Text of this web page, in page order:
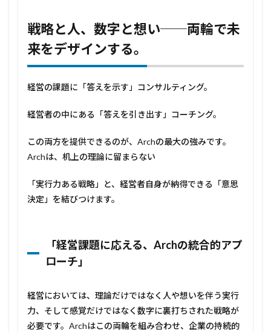
人、
数字
と想
い
──
で未
デザ
イン
る。
1.1
営課
題に
の統
合的
アプ
2
コン
サル
戦略と人、数字と想い──両輪で未
来をデザインする。
経営の課題に「答えを示す」コンサルティング。
経営者の中にある「答えを引き出す」コーチング。
この両方を提供できるのが、Archの最大の強みです。
Archは、机上の理論に留まらない
「実行力ある戦略」と、経営者自身が納得できる「意思
決定」を結びつけます。
「経営課題に応える、Archの統合的アプ
ローチ」
経営においては、理論だけではなく人や想いを伴う実行
力、そして感覚だけではなく数字に裏打ちされた戦略が
必要です。Archはこの両輪を組み合わせ、企業の持続的